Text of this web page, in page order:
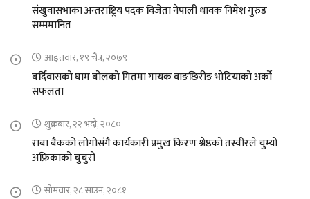
संखुवासभाका अन्तराष्ट्रिय पदक विजेता नेपाली धावक निमेश गुरुङ
सम्ममानित
आइतवार, १९ चैत्र, २०७९
बर्दिवासको घाम बोलको गितमा गायक वाङछिरीङ भोटियाको अर्को
सफलता
शुक्रबार, २२ भदौ, २०८०
राबा बैकको लोगोसंगै कार्यकारी प्रमुख किरण श्रेष्ठको तस्वीरले चुम्यो
अफ्रिकाको चुचुरो
सोमवार, २८ साउन, २०८१